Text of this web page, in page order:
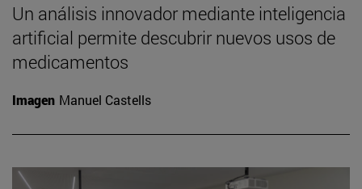
Un análisis innovador mediante inteligencia
artificial permite descubrir nuevos usos de
medicamentos
Imagen Manuel Castells